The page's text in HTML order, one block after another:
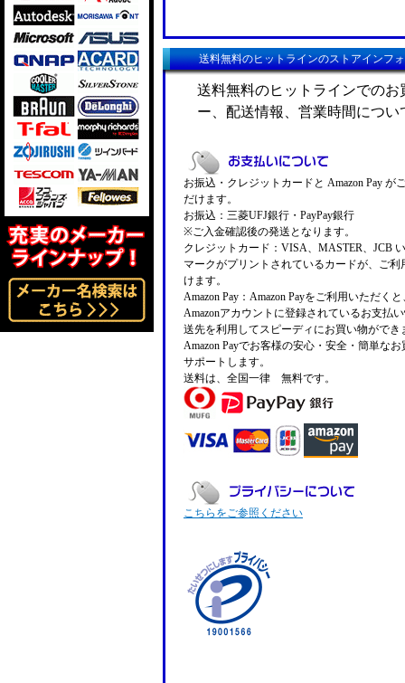
送料無料のヒットラインのストアインフ
送料無料のヒットラインでの
ー、配送情報、営業時間につ
お振込・クレジットカードと Amazon Pay が
だけます。
お振込：三菱UFJ銀行・PayPay銀行
※ご入金確認後の発送となります。
クレジットカード：VISA、MASTER、JCB
マークがプリントされているカードが、ご利
けます。
Amazon Pay：Amazon Payをご利用いただく
Amazonアカウントに登録されているお支払
送先を利用してスピーディにお買い物ができ
Amazon Payでお客様の安心・安全・簡単な
サポートします。
送料は、全国一律 無料です。
こちらをご参照ください